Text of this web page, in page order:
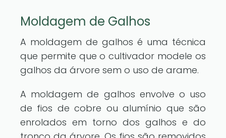
Moldagem de Galhos
A moldagem de galhos é uma técnica
que permite que o cultivador modele os
galhos da árvore sem o uso de arame.
A moldagem de galhos envolve o uso
de fios de cobre ou alumínio que são
enrolados em torno dos galhos e do